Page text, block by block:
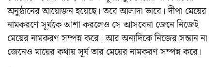
অনুষ্ঠানের আয়োজন হয়েছে। তবে আলাদা ভাবে। দীপা মেয়ের
নামকরণে সূর্যকে আশা করলেও সে আসবেনা জেনে নিজেই
মেয়ের নামকরণ সম্পন্ন করে। আর অন্যদিকে নিজের সন্তান না
জেনেও মায়ের কথায় সূর্য তার মেয়ের নামকরণ সম্পন্ন করে।